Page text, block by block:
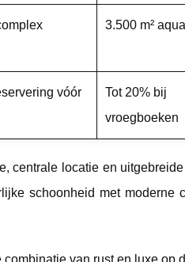
3.500 m²
vóór
Tot 20% bij
vroegboeken
centrale locatie en
schoonheid met moderne
van rust en luxe op